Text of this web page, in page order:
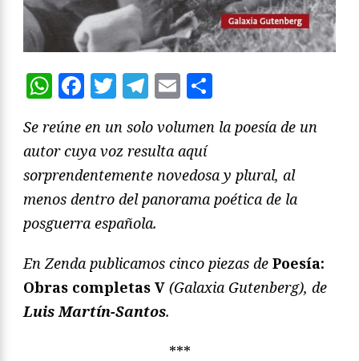
WhatsApp
Facebook
Twitter
Telegram
Email
Se reúne en un solo volumen la poesía de un
autor cuya voz resulta aquí
sorprendentemente novedosa y plural, al
menos dentro del panorama poética de la
posguerra española.
En Zenda publicamos cinco piezas de Poesía:
Obras completas V (Galaxia Gutenberg), de
Luis Martín-Santos.
***